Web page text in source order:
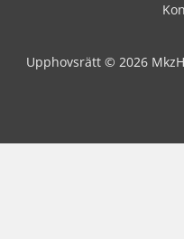
Upphovsrätt © 2026